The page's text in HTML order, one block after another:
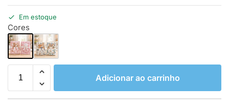
Em estoque
Cores
Adicionar ao carrinho